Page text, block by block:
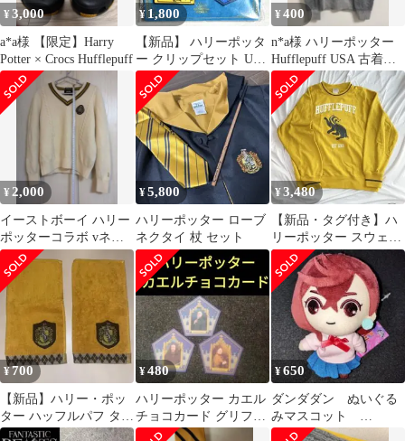
¥3,000
a*a様 【限定】Harry
Potter × Crocs Hufflepuff
¥ 1,800
【新品】 ハリーポッタ
ー クリップセット USJ
ユニバ
¥400
n*a様 ハリーポッター
Hufflepuff USA 古着ス
ウェット M シネ
¥2,000
イーストボーイ ハリー
ポッターコラボ vネッ
ク ニット
¥5,800
ハリーポッター ローブ
ネクタイ 杖 セット
¥3,480
【新品・タグ付き】ハ
リーポッター スウェッ
ト ハッフルパフ Lサイ
ズ
¥700
【新品】ハリー・ポッ
ター ハッフルパフ タオ
ル 2点セット（公式）
¥480
ハリーポッター カエル
チョコカード グリフィ
ンドール、スリザリ
¥650
ダンダダン ぬいぐる
みマスコット
SpecialEdition モモ